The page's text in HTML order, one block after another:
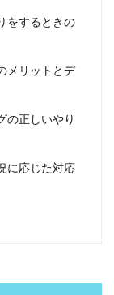
いくことを忘れて
と「シック」
をするときの
メリットとデ
の正しいやり
に応じた対応